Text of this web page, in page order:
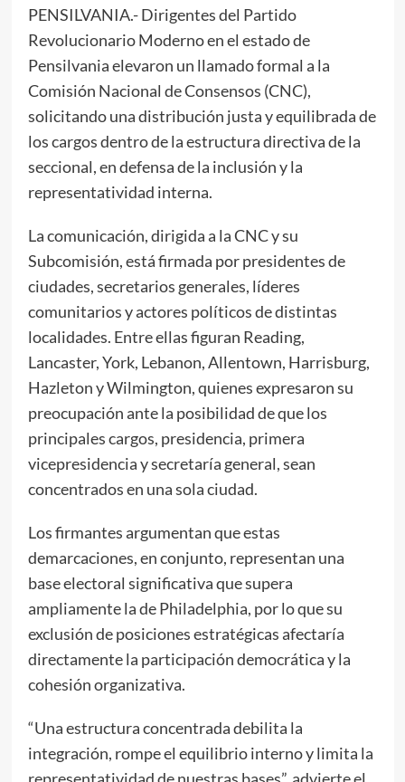
PENSILVANIA.- Dirigentes del Partido
Revolucionario Moderno en el estado de
Pensilvania elevaron un llamado formal a la
Comisión Nacional de Consensos (CNC),
solicitando una distribución justa y equilibrada de
los cargos dentro de la estructura directiva de la
seccional, en defensa de la inclusión y la
representatividad interna.
La comunicación, dirigida a la CNC y su
Subcomisión, está firmada por presidentes de
ciudades, secretarios generales, líderes
comunitarios y actores políticos de distintas
localidades. Entre ellas figuran Reading,
Lancaster, York, Lebanon, Allentown, Harrisburg,
Hazleton y Wilmington, quienes expresaron su
preocupación ante la posibilidad de que los
principales cargos, presidencia, primera
vicepresidencia y secretaría general, sean
concentrados en una sola ciudad.
Los firmantes argumentan que estas
demarcaciones, en conjunto, representan una
base electoral significativa que supera
ampliamente la de Philadelphia, por lo que su
exclusión de posiciones estratégicas afectaría
directamente la participación democrática y la
cohesión organizativa.
“Una estructura concentrada debilita la
integración, rompe el equilibrio interno y limita la
representatividad de nuestras bases”, advierte el